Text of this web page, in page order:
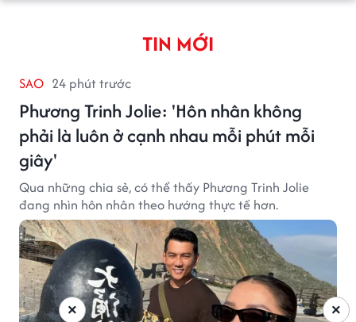
TIN MỚI
SAO 24 phút trước
Phương Trinh Jolie: 'Hôn nhân không
phải là luôn ở cạnh nhau mỗi phút mỗi
giây'
Qua những chia sẻ, có thể thấy Phương Trinh Jolie
đang nhìn hôn nhân theo hướng thực tế hơn.
×
×